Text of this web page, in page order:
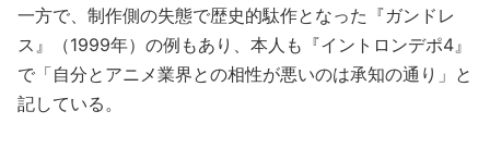
一方で、制作側の失態で歴史的駄作となった『ガンドレ
ス』（1999年）の例もあり、本人も『イントロンデポ4』
で「自分とアニメ業界との相性が悪いのは承知の通り」と
記している。